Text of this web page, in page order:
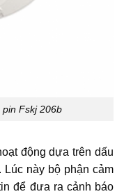
Fskj 206b
động dựa trên dấu
Lúc này bộ phận cảm
để đưa ra cảnh báo